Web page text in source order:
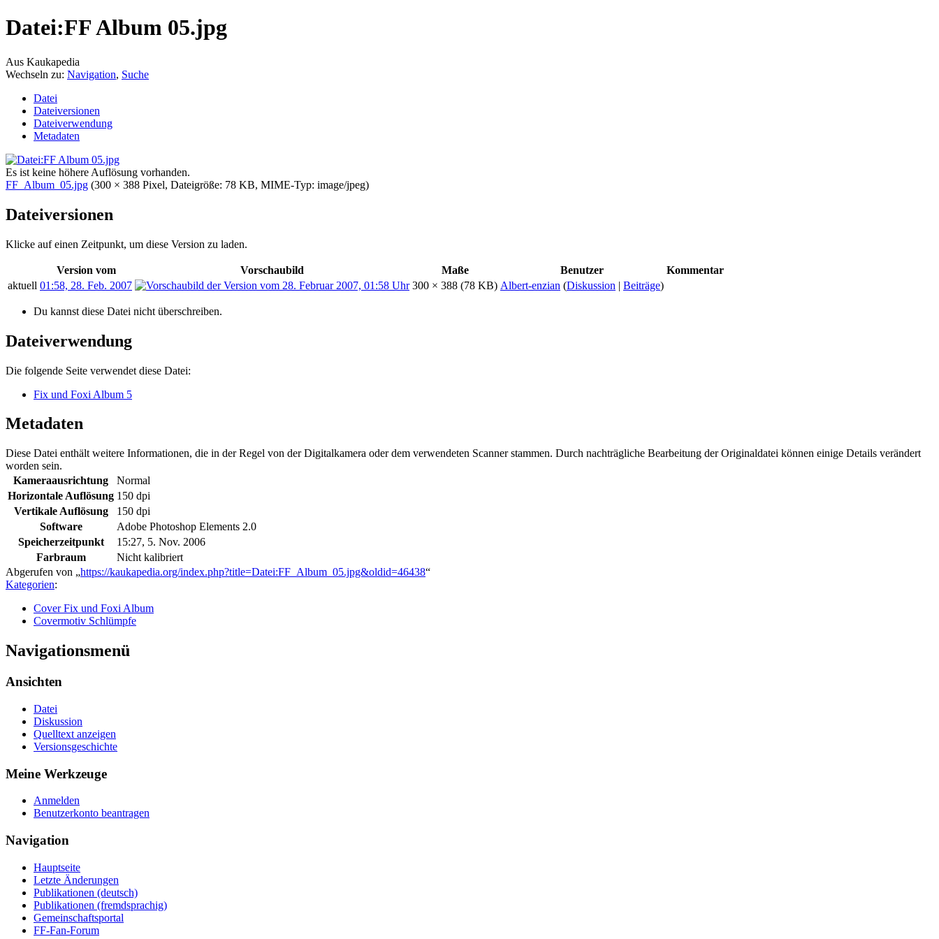
Datei:FF Album 05.jpg
Aus Kaukapedia
Wechseln zu: Navigation, Suche
Datei
Dateiversionen
Dateiverwendung
Metadaten
Es ist keine höhere Auflösung vorhanden.
FF_Album_05.jpg (300 × 388 Pixel, Dateigröße: 78 KB, MIME-Typ: image/jpeg)
Dateiversionen
Klicke auf einen Zeitpunkt, um diese Version zu laden.
Version vom Vorschaubild Maße Benutzer
Kommentar
aktuell 01:58, 28. Feb. 2007 300 × 388 (78 KB) Albert-enzian (Diskussion | Beiträge)
Du kannst diese Datei nicht überschreiben.
Dateiverwendung
Die folgende Seite verwendet diese Datei:
Fix und Foxi Album 5
Metadaten
Diese Datei enthält weitere Informationen, die in der Regel von der Digitalkamera oder dem verwendeten Scanner stammen. Durch nachträgliche Bearbeitung der Originaldatei können einige Details verändert
worden sein.
Kameraausrichtung
Normal
Horizontale Auflösung 150 dpi
Vertikale Auflösung
150 dpi
Software
Adobe Photoshop Elements 2.0
Speicherzeitpunkt
15:27, 5. Nov. 2006
Farbraum
Nicht kalibriert
Abgerufen von „https://kaukapedia.org/index.php?title=Datei:FF_Album_05.jpg&oldid=46438“
Kategorien:
Cover Fix und Foxi Album
Covermotiv Schlümpfe
Navigationsmenü
Ansichten
Datei
Diskussion
Quelltext anzeigen
Versionsgeschichte
Meine Werkzeuge
Anmelden
Benutzerkonto beantragen
Navigation
Hauptseite
Letzte Änderungen
Publikationen (deutsch)
Publikationen (fremdsprachig)
Gemeinschaftsportal
FF-Fan-Forum